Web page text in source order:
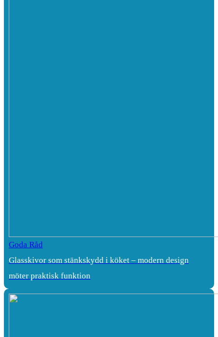
Goda Råd
Glasskivor som stänkskydd i köket – modern design
möter praktisk funktion